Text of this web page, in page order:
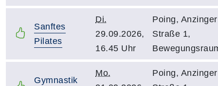
Sanftes
Pilates
Di.
29.09.2026,
16.45 Uhr
Poing, Anzinger
Straße 1,
Gymnastik
Mo.
Poing, Anzinger